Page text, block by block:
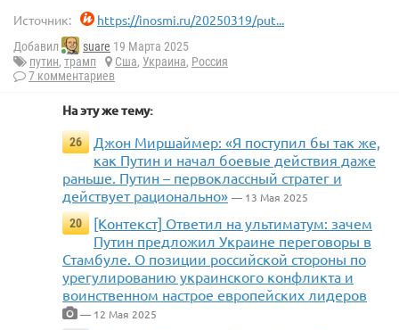
Источник: https://inosmi.ru/20250319/put...
Добавил suare 19 Марта 2025
путин, трамп Сша, Украина, Россия
7 комментариев
На эту же тему:
26
Джон Миршаймер: «Я поступил бы так же,
как Путин и начал боевые действия даже
раньше. Путин – первоклассный стратег и
действует рационально» — 13 Мая 2025
20
[Контекст] Ответил на ультиматум: зачем
Путин предложил Украине переговоры в
Стамбуле. О позиции российской стороны по
урегулированию украинского конфликта и
воинственном настрое европейских лидеров
— 12 Мая 2025